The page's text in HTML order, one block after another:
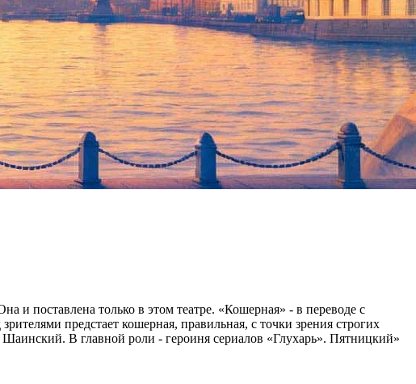
и поставлена только в этом театре. «Кошерная» - в переводе с
предстает кошерная, правильная, с точки зрения строгих
В главной роли - героиня сериалов «Глухарь». Пятницкий»